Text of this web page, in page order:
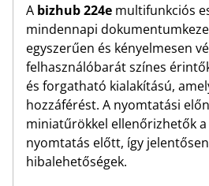
A bizhub 224e multifunkciós
mindennapi
egyszerűen és kényelmesen
felhasználóbarát színes
és forgatható kialakítású,
hozzáférést. A nyomtatási
miniatűrökkel ellenőrizhetők
nyomtatás előtt, így
hibalehetőségek.